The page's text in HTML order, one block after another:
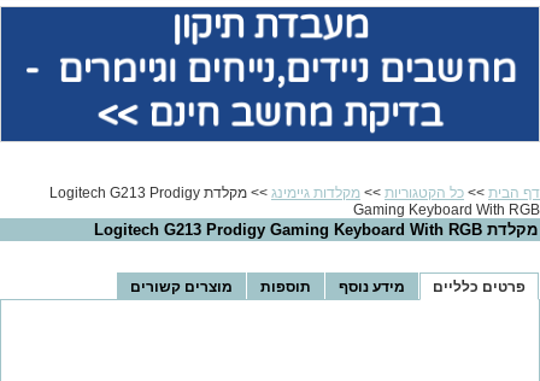
מעבדת תיקון
מחשביםניידים,נייחים וגיימרים -
בדיקת מחשב חינם >>
דף הבית >> כל הקטגוריות >> מקלדות גיימינג
>> מקלדת Logitech G213 Prodigy
Gaming Keyboard With RGB
מקלדת Logitech G213 Prodigy Gaming Keyboard With RGB
פרטים כלליים מידע נוסף תוספות מוצרים קשורים